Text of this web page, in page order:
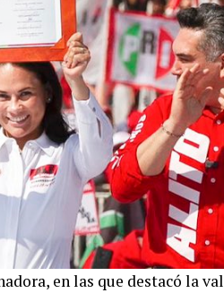
en las que destacó la